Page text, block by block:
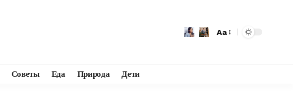
Aa
Советы Еда Природа Дети